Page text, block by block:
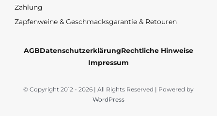
Zahlung
Zapfenweine & Geschmacksgarantie & Retouren
AGBDatenschutzerklärungRechtliche Hinweise
Impressum
© Copyright 2012 - 2026 | All Rights Reserved | Powered by
WordPress